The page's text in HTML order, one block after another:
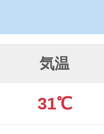
気温
31℃